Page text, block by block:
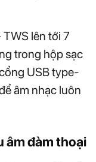
lên tới 7
trong hộp sạc
USB type-
âm nhạc luôn
âm đàm thoại